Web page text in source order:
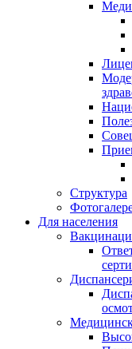
Структура
Для населения